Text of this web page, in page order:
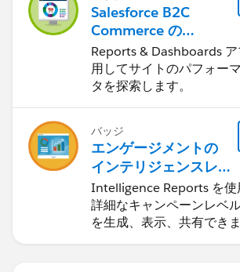
Salesforce B2C
Commerce の
Reports &
Dashboards
Reports & Dashboards
用してサイトのパフォー
タを探索します。
バッジ
エンゲージメントの
インテリジェンスレ
ポート
Intelligence Reports を使
詳細なキャンペーンレベ
を生成、表示、共有できま